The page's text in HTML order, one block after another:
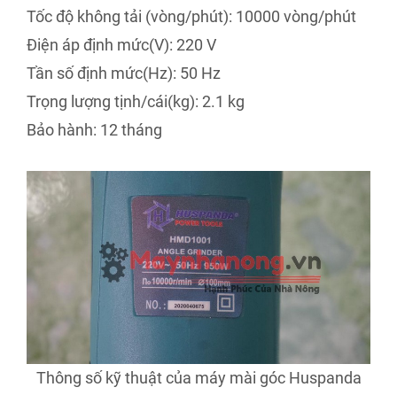
Tốc độ không tải (vòng/phút): 10000 vòng/phút
Điện áp định mức(V): 220 V
Tần số định mức(Hz): 50 Hz
Trọng lượng tịnh/cái(kg): 2.1 kg
Bảo hành: 12 tháng
Thông số kỹ thuật của máy mài góc Huspanda